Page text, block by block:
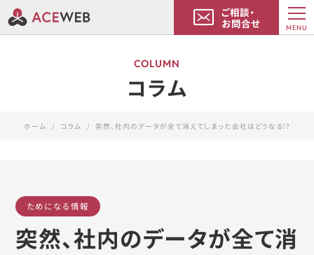
ご相談・
お問合せ
MENU
COLUMN
コラム
ホーム コラム 突然、社内のデータが全て消えてしまった会社はどうなる!?
ためになる情報
突然、社内のデータが全て消